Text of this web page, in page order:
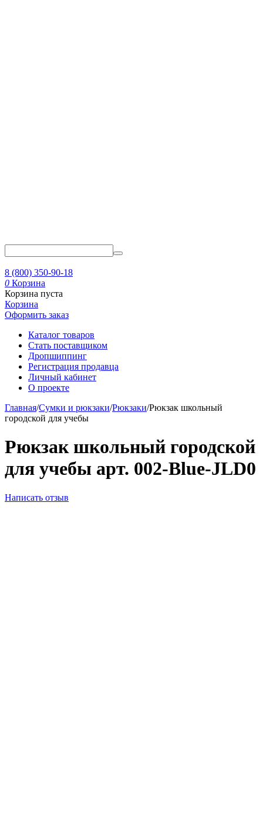
8 (800) 350-90-18
0 Корзина
Корзина пуста
Корзина
Оформить заказ
Каталог товаров
Стать поставщиком
Дропшиппинг
Регистрация продавца
Личный кабинет
О проекте
Главная/Сумки и рюкзаки/Рюкзаки/Рюкзак школьный
городской для учебы
Рюкзак школьный городской
для учебы арт. 002-Blue-JLD0
Написать отзыв